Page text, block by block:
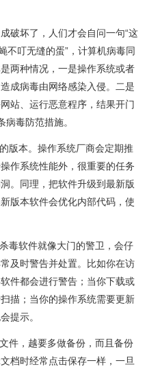
破坏了，人们才会自问一句“这
不叮无缝的蛋”，计算机病毒同
两种情况，一是操作系统或者
成病毒由网络感染入侵。二是
站、运行恶意程序，结果开门
毒防范措施。
版本。操作系统厂商会定期推
作系统性能外，很重要的任务
。同理，把软件升级到最新版
版本软件会优化内部代码，使
毒软件就像大门的警卫，会仔
及时警告并处置。比如你在访
件都会进行警告；当你下载或
描；当你的操作系统需要更新
提示。
件，越要多做备份，而且备份
档时经常点击保存一样，一旦